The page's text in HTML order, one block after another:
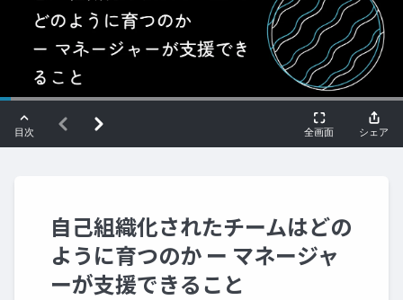
自己組織化されたチームはどの
ように育つのか ー マネージャ
ーが支援できること